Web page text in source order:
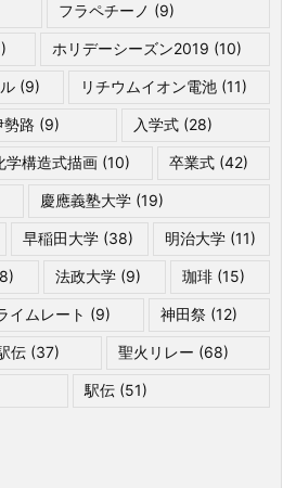
フラペチーノ (9)
ホリデーシーズン2019 (10)
(9) リチウムイオン電池(11)
勢路 (9) 入学式 (28)
学構造式描画 (10) 卒業式(42)
慶應義塾大学(19)
早稲田大学 (38) 明治大学(11)
法政大学 (9) 珈琲 (15)
イムレート (9) 神田祭(12)
伝 (37) 聖火リレー (68)
駅伝 (51)